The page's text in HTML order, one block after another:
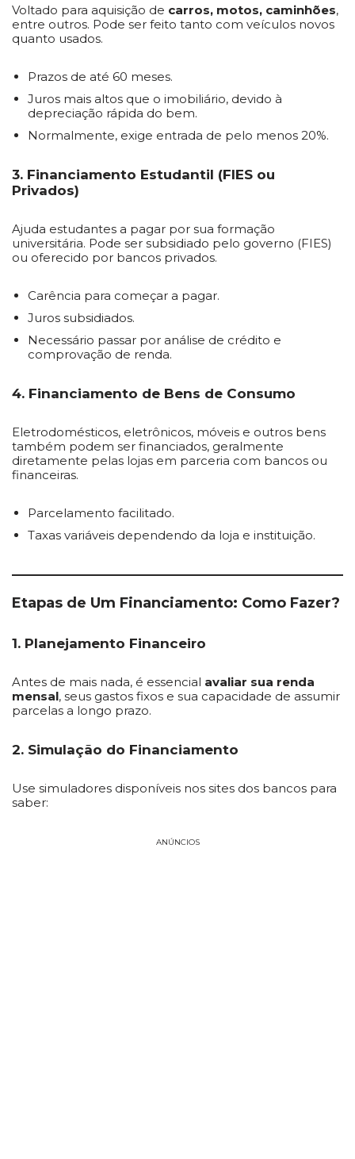
Voltado para aquisição de carros, motos, caminhões,
entre outros. Pode ser feito tanto com veículos novos
quanto usados.
Prazos de até 60 meses.
Juros mais altos que o imobiliário, devido à
depreciação rápida do bem.
Normalmente, exige entrada de pelo menos 20%.
3. Financiamento Estudantil (FIES ou
Privados)
Ajuda estudantes a pagar por sua formação
universitária. Pode ser subsidiado pelo governo (FIES)
ou oferecido por bancos privados.
Carência para começar a pagar.
Juros subsidiados.
Necessário passar por análise de crédito e
comprovação de renda.
4. Financiamento de Bens de Consumo
Eletrodomésticos, eletrônicos, móveis e outros bens
também podem ser financiados, geralmente
diretamente pelas lojas em parceria com bancos ou
financeiras.
Parcelamento facilitado.
Taxas variáveis dependendo da loja e instituição.
Etapas de Um Financiamento: Como Fazer?
1. Planejamento Financeiro
Antes de mais nada, é essencial avaliar sua renda
mensal, seus gastos fixos e sua capacidade de assumir
parcelas a longo prazo.
2. Simulação do Financiamento
Use simuladores disponíveis nos sites dos bancos para
saber:
ANÚNCIOS